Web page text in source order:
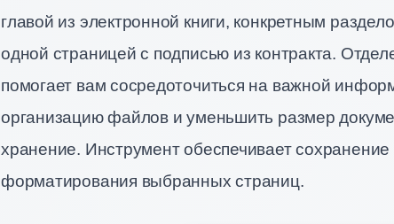
главой из электронной книги, конкретным
одной страницей с подписью из контракта.
помогает вам сосредоточиться на важной
организацию файлов и уменьшить размер
хранение. Инструмент обеспечивает сохранение
форматирования выбранных страниц.